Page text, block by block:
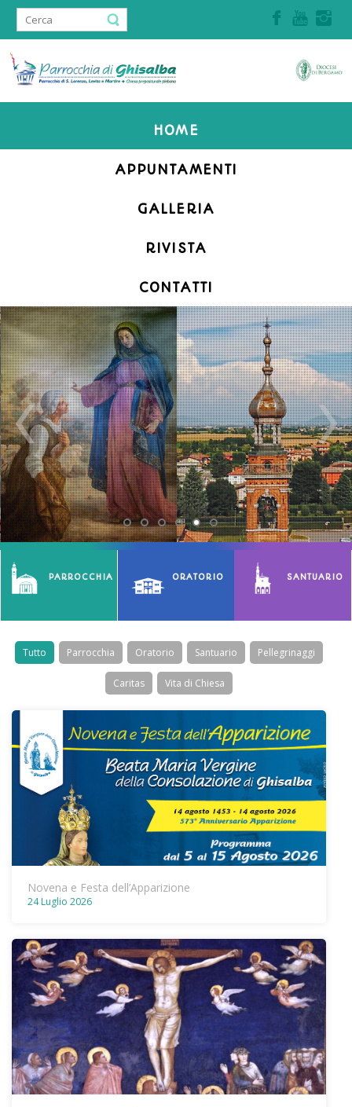
HOME
APPUNTAMENTI
GALLERIA
RIVISTA
CONTATTI
PARROCCHIA ORATORIO SANTUARIO
Tutto Parrocchia Oratorio Santuario Pellegrinaggi
Caritas Vita di Chiesa
Novena e Festa dell’Apparizione
24 Luglio 2026